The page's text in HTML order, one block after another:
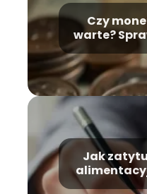
Czy
warte?
Jak